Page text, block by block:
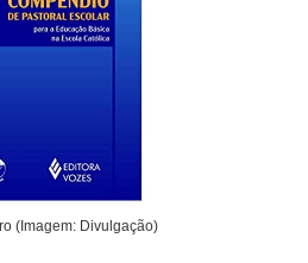
(Imagem: Divulgação)